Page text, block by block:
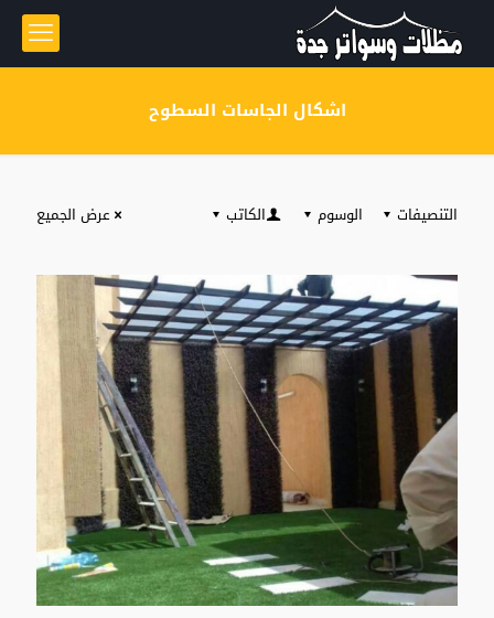
اشكال الجاسات السطوح
التنصيفات الوسوم الكاتب عرض الجميع